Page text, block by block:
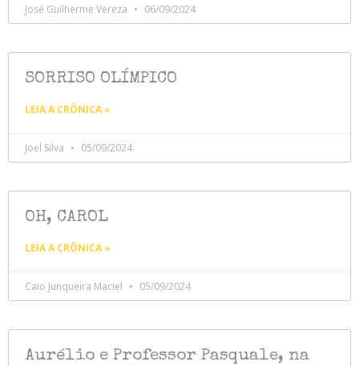
José Guilherme Vereza 06/09/2024
SORRISO OLÍMPICO
LEIA A CRÔNICA »
Joel Silva 05/09/2024
OH, CAROL
LEIA A CRÔNICA »
Caio Junqueira Maciel 05/09/2024
Aurélio e Professor Pasquale, na